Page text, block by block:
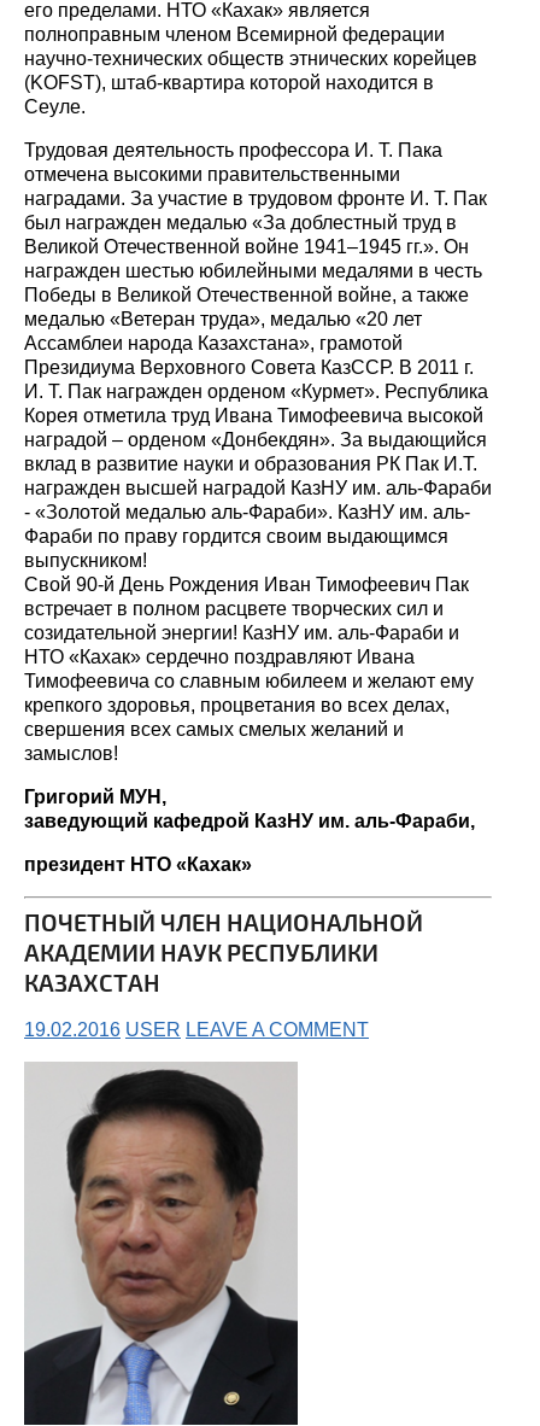
его пределами. НТО «Кахак» является
полноправным членом Всемирной федерации
научно-технических обществ этнических корейцев
(KOFST), штаб-квартира которой находится в
Сеуле.
Трудовая деятельность профессора И. Т. Пака
отмечена высокими правительственными
наградами. За участие в трудовом фронте И. Т. Пак
был награжден медалью «За доблестный труд в
Великой Отечественной войне 1941–1945 гг.». Он
награжден шестью юбилейными медалями в честь
Победы в Великой Отечественной войне, а также
медалью «Ветеран труда», медалью «20 лет
Ассамблеи народа Казахстана», грамотой
Президиума Верховного Совета КазССР. В 2011 г.
И. Т. Пак награжден орденом «Курмет». Республика
Корея отметила труд Ивана Тимофеевича высокой
наградой – орденом «Донбекдян». За выдающийся
вклад в развитие науки и образования РК Пак И.Т.
награжден высшей наградой КазНУ им. аль-Фараби
- «Золотой медалью аль-Фараби». КазНУ им. аль-
Фараби по праву гордится своим выдающимся
выпускником!
Свой 90-й День Рождения Иван Тимофеевич Пак
встречает в полном расцвете творческих сил и
созидательной энергии! КазНУ им. аль-Фараби и
НТО «Кахак» сердечно поздравляют Ивана
Тимофеевича со славным юбилеем и желают ему
крепкого здоровья, процветания во всех делах,
свершения всех самых смелых желаний и
замыслов!
Григорий МУН,
заведующий кафедрой КазНУ им. аль-Фараби,
президент НТО «Кахак»
ПОЧЕТНЫЙ ЧЛЕН НАЦИОНАЛЬНОЙ
АКАДЕМИИ НАУК РЕСПУБЛИКИ
КАЗАХСТАН
19.02.2016 USER LEAVE A COMMENT